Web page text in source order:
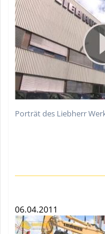
Porträt des Liebherr
06.04.2011